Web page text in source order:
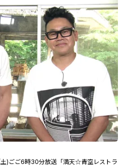
土)ごご6時30分放送「満天☆青空レストラ